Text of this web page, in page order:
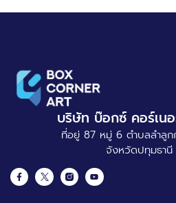
บริษัท บ๊อกซ์ คอร์เน
ที่อยู่ 87 หมู่ 6 ตำบลลำลูก
จังหวัดปทุมธานี